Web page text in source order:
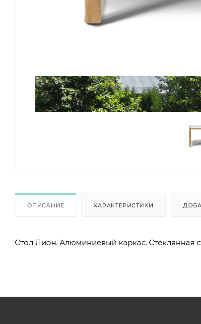
ОПИСАНИЕ ХАРАКТЕРИСТИКИ
Стол Лион. Алюминиевый каркас. Стеклянная